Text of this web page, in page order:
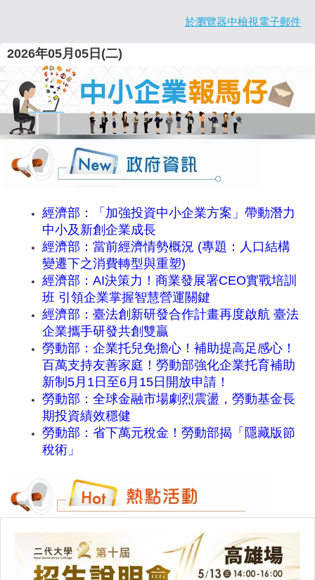
於瀏覽器中檢視電子郵件
2026年05月05 日(二)
經濟部：「加強投資中小企業方案」帶動潛力
中小及新創企業成長
經濟部：當前經濟情勢概況 (專題：人口結構
變遷下之消費轉型與重塑)
經濟部：AI決策力！商業發展署CEO實戰培訓
班 引領企業掌握智慧營運關鍵
經濟部：臺法創新研發合作計畫再度啟航 臺法
企業攜手研發共創雙贏
勞動部：企業托兒免擔心！補助提高足感心！
百萬支持友善家庭！勞動部強化企業托育補助
新制5月1日至6月15日開放申請！
勞動部：全球金融市場劇烈震盪，勞動基金長
期投資績效穩健
勞動部：省下萬元稅金！勞動部揭「隱藏版節
稅術」